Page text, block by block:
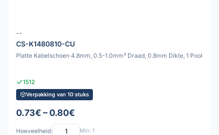
--
CS-K1480810-CU
Platte Kabelschoen 4.8mm, 0.5-1.0mm² Draad, 0.8mm Dikte, 1 Pool
1512
Verpakking van 10 stuks
0.73€ – 0.80€
Hoeveelheid: Min: 1